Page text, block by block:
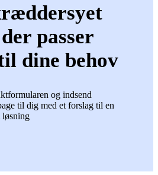
passer
dine behov
og indsend
til dig med et forslag til en
løsning